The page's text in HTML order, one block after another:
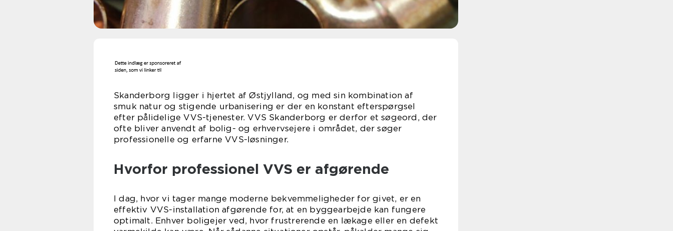
Skanderborg ligger i hjertet af Østjylland, og med sin kombination af
smuk natur og stigende urbanisering er der en konstant efterspørgsel
efter pålidelige VVS-tjenester. VVS Skanderborg er derfor et søgeord, der
ofte bliver anvendt af bolig- og erhvervsejere i området, der søger
professionelle og erfarne VVS-løsninger.
Hvorfor professionel VVS er afgørende
I dag, hvor vi tager mange moderne bekvemmeligheder for givet, er en
effektiv VVS-installation afgørende for, at en byggearbejde kan fungere
optimalt. Enhver boligejer ved, hvor frustrerende en lækage eller en defekt